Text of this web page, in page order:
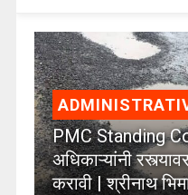
PMC Standing
अधिकाऱ्यांनी
करावी | श्रीनाथ